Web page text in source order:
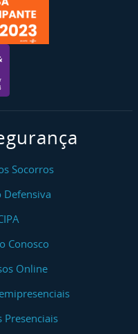
Socorros
Defensiva
Conosco
Online
Presenciais